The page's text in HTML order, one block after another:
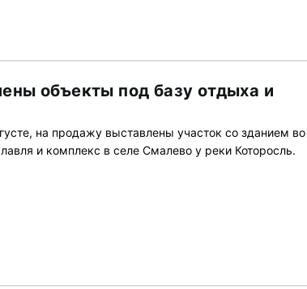
объекты под базу отдыха и
на продажу выставлены участок со зданием во
и комплекс в селе Смалево у реки Которосль.